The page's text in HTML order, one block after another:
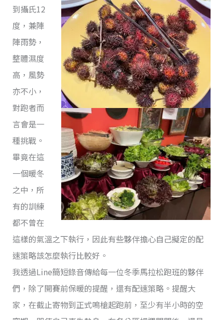
到攝氏12
度，兼陣
陣雨勢，
整體濕度
高，風勢
亦不小，
對跑者而
言會是一
種挑戰。
畢竟在這
一個暖冬
之中，所
有的訓練
都不曾在
這樣的氣溫之下執行，因此有些夥伴擔心自己擬定的配
速策略該怎麼執行比較好。
我透過Line簡短錄音傳給每一位冬季馬拉松跑班的夥伴
們，除了開賽前保暖的提醒，還有配速策略。提醒大
家，在截止寄物到正式鳴槍起跑前，至少有半小時的空